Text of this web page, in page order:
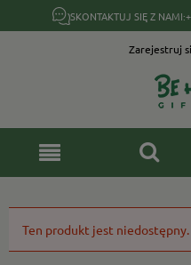
SKONTAKTUJ SIĘ Z NAMI:
Zarejestruj
Ten produkt jest niedostępny.